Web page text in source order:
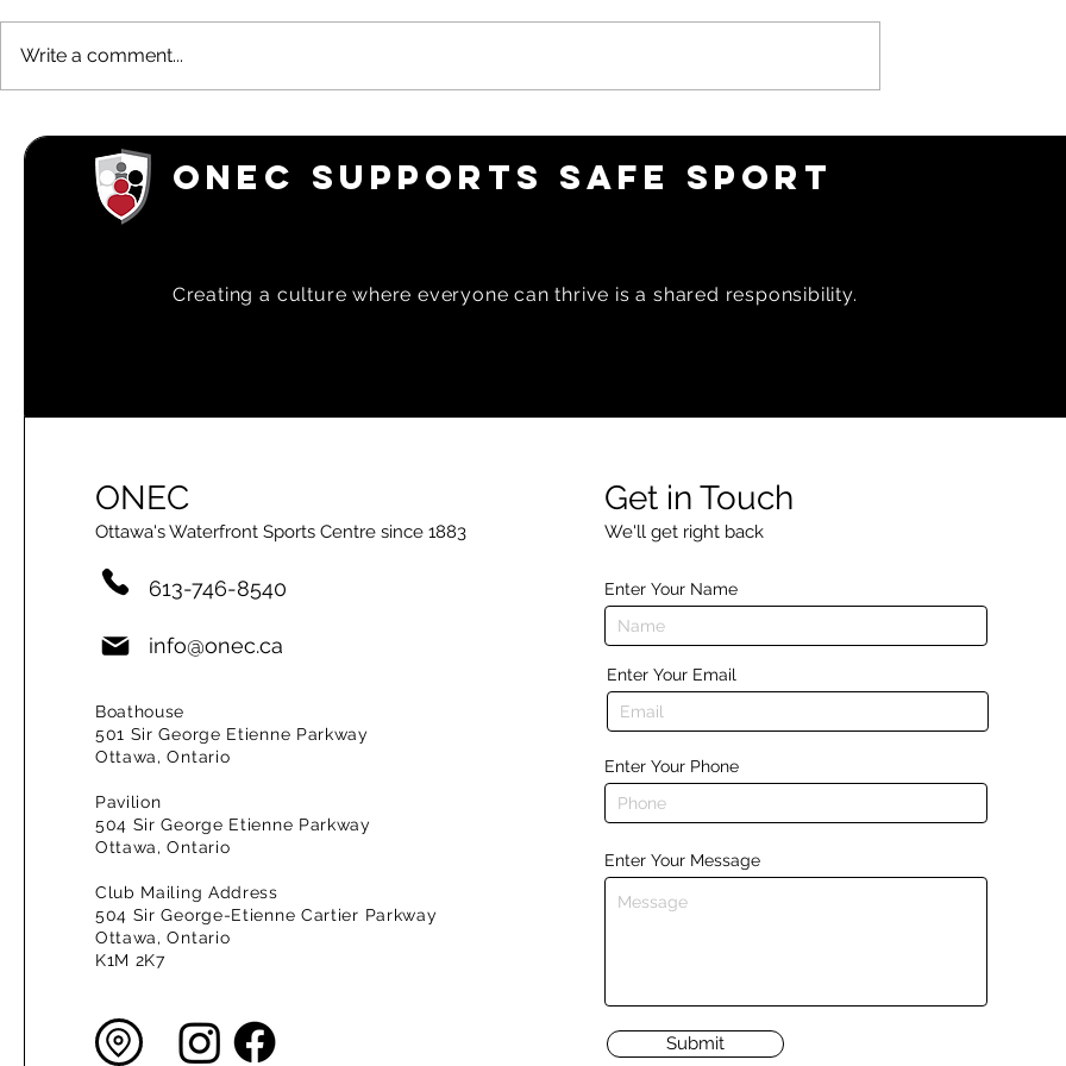
Learn to Sail for Adults -
CL-16 Racing: Bill Kerr
Write a comment...
ONEC SUPPORTS SAFE SPORT
Creating a culture where everyone can thrive is a shared responsibility.
ONEC
Ottawa's Waterfront Sports Centre since 1883
613-746-8540
info@onec.ca
Boathouse
501 Sir George Etienne Parkway
Ottawa, Ontario
Pavilion
504 Sir George Etienne Parkway
Ottawa, Ontario
Club Mailing Address
504 Sir George-Etienne Cartier Parkway
Ottawa, Ontario
K1M 2K7
Get in Touch
We'll get right back
Enter Your Name
Enter Your Email
Enter Your Phone
Enter Your Message
Submit